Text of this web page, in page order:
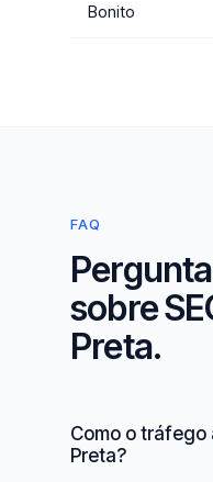
Bonito
FAQ
sobre
Preta.
Como o tráfego
Preta?